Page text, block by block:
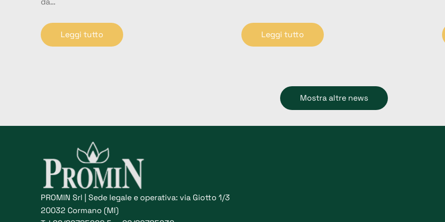
Leggi tutto Leggi tutto
Mostra altre news
PROMIN Srl | Sede legale e operativa: via Giotto 1/3
20032 Cormano (MI)